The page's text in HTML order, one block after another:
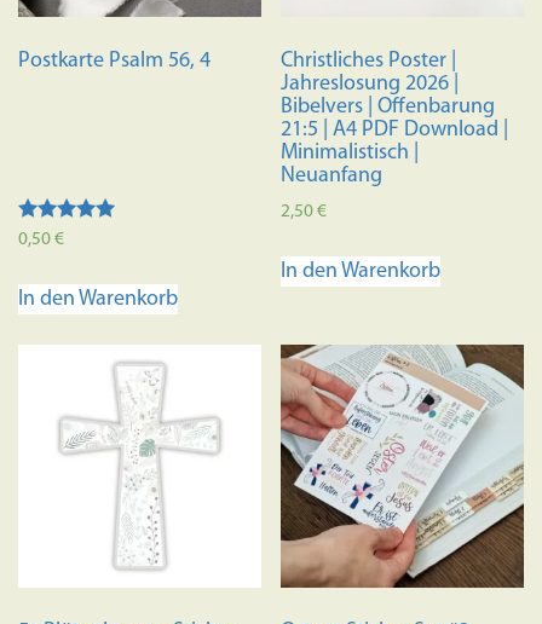
Postkarte Psalm 56, 4
Bewertet mit
0,50€
In den Warenkorb
Christliches Poster |
Jahreslosung 2026 |
Bibelvers | Offenbarung
21:5 | A4 PDF Download |
Minimalistisch |
Neuanfang
2,50€
In den Warenkorb